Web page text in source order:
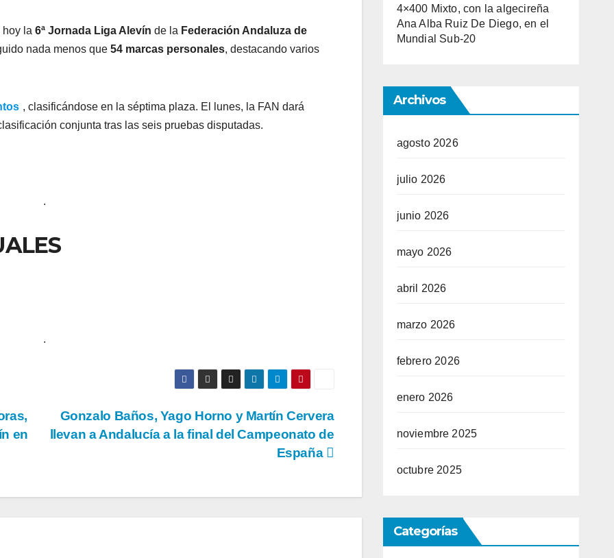
hoy la 6ª Jornada Liga Alevín de la Federación Andaluza de
nada menos que 54 marcas personales, destacando varios
, clasificándose en la séptima plaza. El lunes, la FAN dará
conjunta tras las seis pruebas disputadas.
.
.
Gonzalo Baños, Yago Horno y Martín Cervera
llevan a Andalucía a la final del Campeonato de
España
en
4×400 Mixto, con la algecireña
Ana Alba Ruiz De Diego, en el
Mundial Sub-20
Archivos
agosto 2026
julio 2026
junio 2026
mayo 2026
abril 2026
marzo 2026
febrero 2026
enero 2026
noviembre 2025
octubre 2025
Categorías